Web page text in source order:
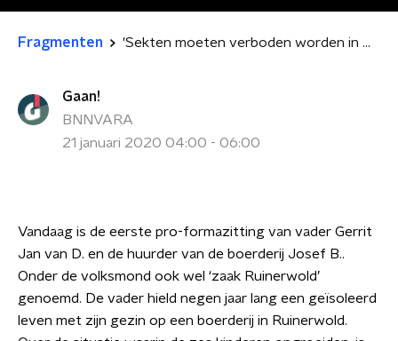
Fragmenten 'Sekten moeten verboden worden in Nederland'
Gaan!
BNNVARA
21 januari 2020 04:00 - 06:00
Vandaag is de eerste pro-formazitting van vader Gerrit
Jan van D. en de huurder van de boerderij Josef B..
Onder de volksmond ook wel ‘zaak Ruinerwold’
genoemd. De vader hield negen jaar lang een geïsoleerd
leven met zijn gezin op een boerderij in Ruinerwold.